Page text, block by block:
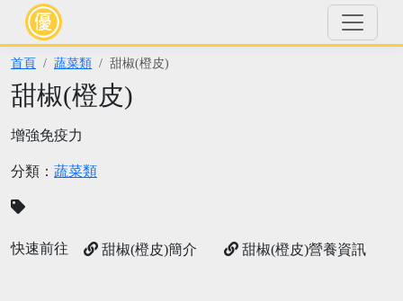
首頁 蔬菜類 甜椒(橙皮)
甜椒(橙皮)
增強免疫力
分類： 蔬菜類
快速前往 甜椒(橙皮)簡介 甜椒(橙皮)營養資訊